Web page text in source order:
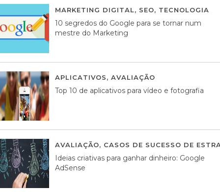
MARKETING DIGITAL, SEO, TECNOLOGIA
10 segredos do Google para se tornar num
mestre do Marketing
APLICATIVOS, AVALIAÇÃO
Top 10 de aplicativos para vídeo e fotografia
AVALIAÇÃO, CASOS DE SUCESSO DE
Ideias criativas para ganhar dinheiro: Google
AdSense